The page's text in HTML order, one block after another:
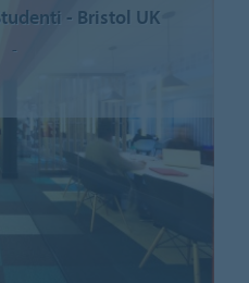
- Bristol UK
-